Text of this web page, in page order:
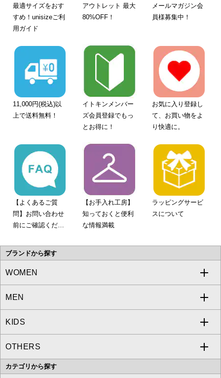
最適サイズをおす
すめ！unisizeご利
用ガイド
アウトレット 最大
80%OFF！
メールマガジン会
員様募集中！
11,000円(税込)以
上で送料無料！
イトキンメンバー
ズ会員登録でもっ
とお得に！
お気に入り登録し
て、お買い物をよ
り快適に。
【よくあるご質
問】お問い合わせ
前にご確認くださ
【お手入れ工房】
知っておくと便利
な情報満載
ラッピングサービ
スについて
ブランドから探す
WOMEN
a.v.v
MICHEL KLEIN
MK MICHEL KLEIN
OFUON le MK
MEN
a.v.v
MICHEL KLEIN HOMME
MK MICHEL KLEIN HOMME
KIDS
a.v.v
OTHERS
MK MICHEL KLEIN BAG
カテゴリから探す